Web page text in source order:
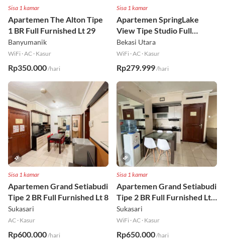
Sisa 1 kamar
Apartemen The Alton Tipe
1 BR Full Furnished Lt 29
Banyumanik
WiFi ·AC · Kasur
Rp350.000/hari
Sisa 1 kamar
Apartemen SpringLake
View Tipe Studio Full
Furnished Lt 2
Bekasi Utara
WiFi ·AC · Kasur
Rp279.999/hari
Sisa 1 kamar
Apartemen Grand Setiabudi
Tipe 2 BR Full Furnished Lt 8
Sukasari
AC · Kasur
Rp600.000/hari
Sisa 1 kamar
Apartemen Grand Setiabudi
Tipe 2 BR Full Furnished Lt
19
Sukasari
WiFi ·AC · Kasur
Rp650.000/hari